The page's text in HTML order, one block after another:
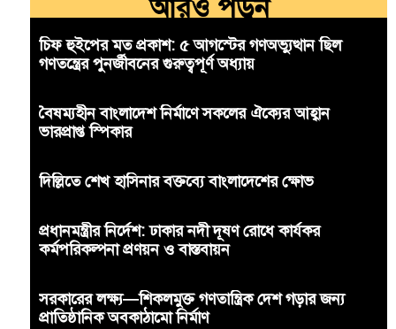
আরও পড়ুন
চিফ হুইপের মত প্রকাশ: ৫ আগস্টের গণঅভ্যুত্থান ছিল
গণতন্ত্রের পুনর্জীবনের গুরুত্বপূর্ণ অধ্যায়
বৈষম্যহীন বাংলাদেশ নির্মাণে সকলের ঐক্যের আহ্বান
ভারপ্রাপ্ত স্পিকার
দিল্লিতে শেখ হাসিনার বক্তব্যে বাংলাদেশের ক্ষোভ
প্রধানমন্ত্রীর নির্দেশ: ঢাকার নদী দূষণ রোধে কার্যকর
কর্মপরিকল্পনা প্রণয়ন ও বাস্তবায়ন
সরকারের লক্ষ্য—শিকলমুক্ত গণতান্ত্রিক দেশ গড়ার জন্য
প্রাতিষ্ঠানিক অবকাঠামো নির্মাণ